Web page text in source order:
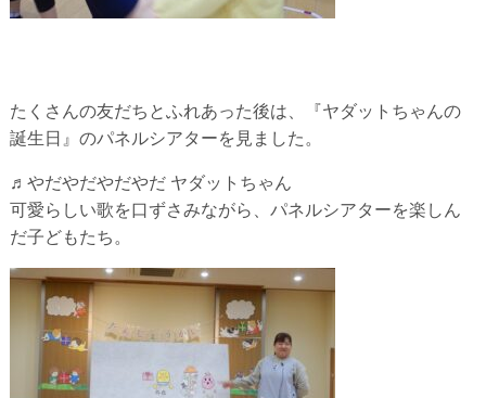
たくさんの友だちとふれあった後は、『ヤダットちゃんの
誕生日』 のパネルシアターを見ました。
♬やだやだやだやだ ヤダットちゃん
可愛らしい歌を口ずさみながら、パネルシアターを楽しん
だ子どもたち。